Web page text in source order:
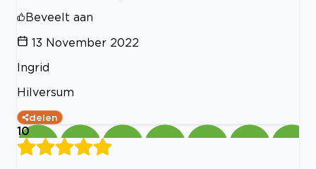
Beveelt aan
13 November 2022
Ingrid
Hilversum
delen
10